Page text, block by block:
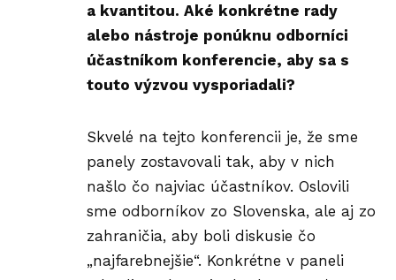
a kvantitou. Aké konkrétne rady
alebo nástroje ponúknu odborníci
účastníkom konferencie, aby sa s
touto výzvou vysporiadali?
Skvelé na tejto konferencii je, že sme
panely zostavovali tak, aby v nich
našlo čo najviac účastníkov. Oslovili
sme odborníkov zo Slovenska, ale aj zo
zahraničia, aby boli diskusie čo
„najfarebnejšie“. Konkrétne v paneli